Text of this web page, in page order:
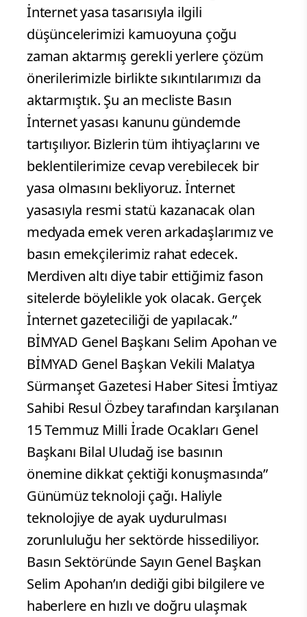
İnternet yasa tasarısıyla ilgili
düşüncelerimizi kamuoyuna çoğu
zaman aktarmış gerekli yerlere çözüm
önerilerimizle birlikte sıkıntılarımızı da
aktarmıştık. Şu an mecliste Basın
İnternet yasası kanunu gündemde
tartışılıyor. Bizlerin tüm ihtiyaçlarını ve
beklentilerimize cevap verebilecek bir
yasa olmasını bekliyoruz. İnternet
yasasıyla resmi statü kazanacak olan
medyada emek veren arkadaşlarımız ve
basın emekçilerimiz rahat edecek.
Merdiven altı diye tabir ettiğimiz fason
sitelerde böylelikle yok olacak. Gerçek
İnternet gazeteciliği de yapılacak.”
BİMYAD Genel Başkanı Selim Apohan ve
BİMYAD Genel Başkan Vekili Malatya
Sürmanşet Gazetesi Haber Sitesi İmtiyaz
Sahibi Resul Özbey tarafından karşılanan
15 Temmuz Milli İrade Ocakları Genel
Başkanı Bilal Uludağ ise basının
önemine dikkat çektiği konuşmasında”
Günümüz teknoloji çağı. Haliyle
teknolojiye de ayak uydurulması
zorunluluğu her sektörde hissediliyor.
Basın Sektöründe Sayın Genel Başkan
Selim Apohan’ın dediği gibi bilgilere ve
haberlere en hızlı ve doğru ulaşmak